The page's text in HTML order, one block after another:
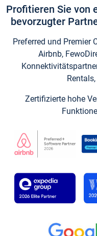
Profitieren Sie von
bevorzugter
Preferred und Premier
Airbnb,
Zertifizierte hohe